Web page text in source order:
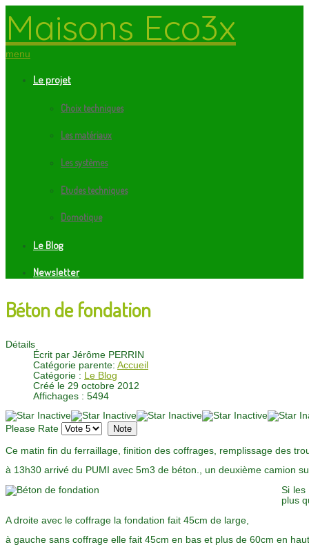
Maisons Eco3x
menu
Le projet
Choix techniques
Les matériaux
Les systèmes
Etudes techniques
Domotique
Le Blog
Newsletter
Béton de fondation
Détails
Écrit par Jérôme PERRIN
Catégorie parente: Accueil
Catégorie : Le Blog
Créé le 29 octobre 2012
Affichages : 5494
Please Rate
Ce matin fin du ferraillage, finition des coffrages, remplissage des
à 13h30 arrivé du PUMI avec 5m3 de béton., un deuxième camion
Si les
plus
A droite avec le coffrage la fondation fait 45cm de large,
à gauche sans coffrage elle fait 45cm en bas et plus de 60cm en